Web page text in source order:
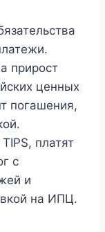
прирост
ценных
погашения,
платят
с
и
на ИПЦ.